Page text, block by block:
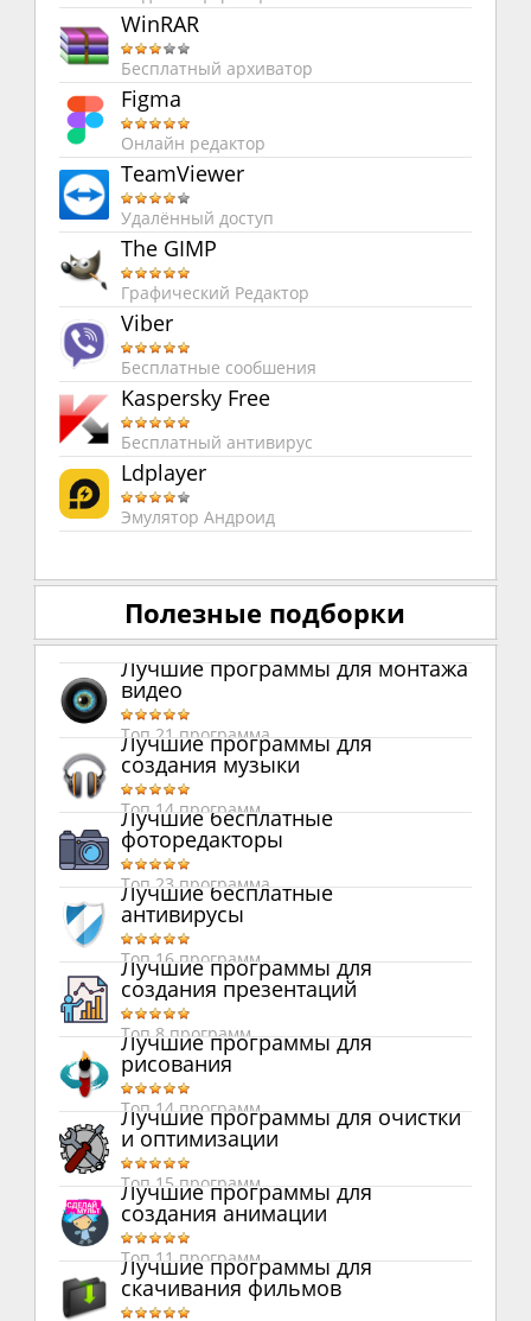
WinRAR
Бесплатный архиватор
Figma
Онлайн редактор
TeamViewer
Удалённый доступ
The GIMP
Графический Редактор
Viber
Бесплатные сообшения
Kaspersky Free
Бесплатный антивирус
Ldplayer
Эмулятор Андроид
Полезные подборки
Лучшие программы для монтажа
видео
Топ 21 программа
Лучшие программы для
создания музыки
Топ 14 программ
Лучшие бесплатные
фоторедакторы
Топ 23 программа
Лучшие бесплатные
антивирусы
Топ 16 программ
Лучшие программы для
создания презентаций
Топ 8 программ
Лучшие программы для
рисования
Топ 14 программ
Лучшие программы для очистки
и оптимизации
Топ 15 программ
Лучшие программы для
создания анимации
Топ 11 программ
Лучшие программы для
скачивания фильмов